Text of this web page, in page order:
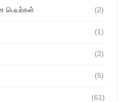
பெயர்கள் (2)
(1)
(2)
(5)
(61)